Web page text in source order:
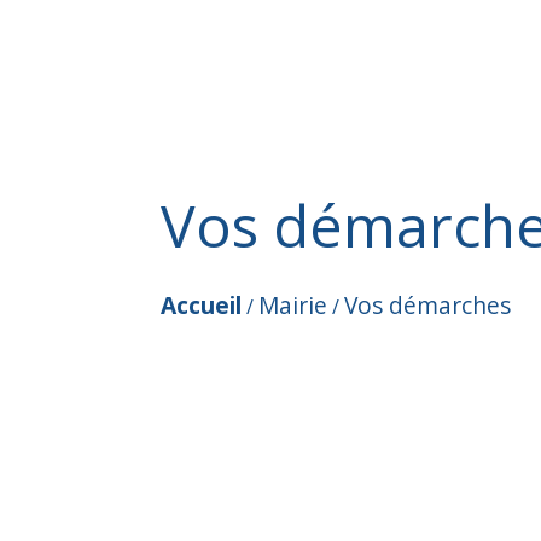
Vos
Accueil / Mairie /Vos démarches